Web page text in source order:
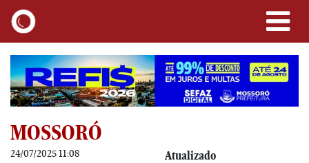
MOSSORÓ
24/07/2025 11:08 Atualizado